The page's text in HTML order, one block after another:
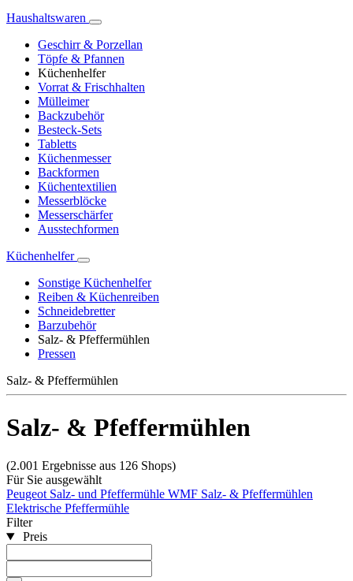
Haushaltswaren
Geschirr & Porzellan
Töpfe & Pfannen
Küchenhelfer
Vorrat & Frischhalten
Mülleimer
Backzubehör
Besteck-Sets
Tabletts
Küchenmesser
Backformen
Küchentextilien
Messerblöcke
Messerschärfer
Ausstechformen
Küchenhelfer
Sonstige Küchenhelfer
Reiben & Küchenreiben
Schneidebretter
Barzubehör
Salz- & Pfeffermühlen
Pressen
Salz- & Pfeffermühlen
Salz- & Pfeffermühlen
(2.001 Ergebnisse aus 126 Shops)
Für Sie ausgewählt
Peugeot Salz- und Pfeffermühle WMF Salz- & Pfeffermühlen
Elektrische Pfeffermühle
Filter
Preis